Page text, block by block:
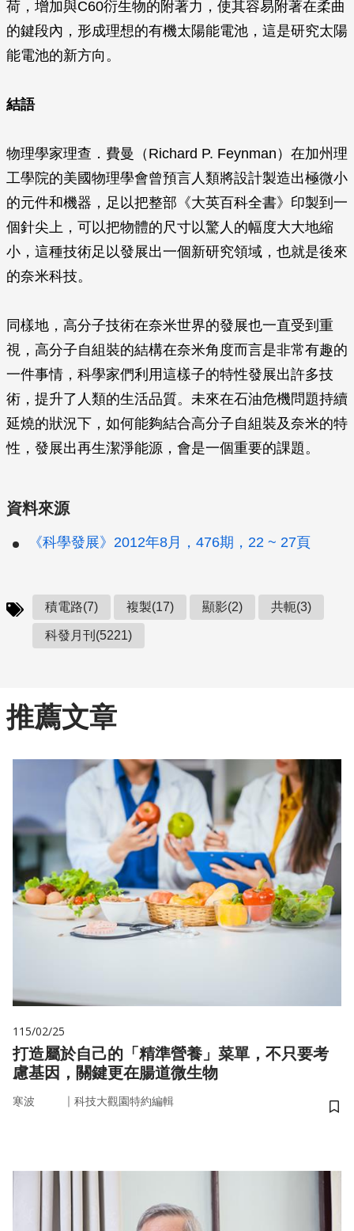
荷，增加與C60衍生物的附著力，使其容易附著在柔曲
的鍵段內，形成理想的有機太陽能電池，這是研究太陽
能電池的新方向。
結語
物理學家理查．費曼（Richard P. Feynman）在加州理
工學院的美國物理學會曾預言人類將設計製造出極微小
的元件和機器，足以把整部《大英百科全書》印製到一
個針尖上，可以把物體的尺寸以驚人的幅度大大地縮
小，這種技術足以發展出一個新研究領域，也就是後來
的奈米科技。
同樣地，高分子技術在奈米世界的發展也一直受到重
視，高分子自組裝的結構在奈米角度而言是非常有趣的
一件事情，科學家們利用這樣子的特性發展出許多技
術，提升了人類的生活品質。未來在石油危機問題持續
延燒的狀況下，如何能夠結合高分子自組裝及奈米的特
性，發展出再生潔淨能源，會是一個重要的課題。
資料來源
《科學發展》2012年8月，476期，22 ~ 27頁
積電路(7) 複製(17) 顯影(2) 共軛(3)
科發月刊(5221)
推薦文章
115/02/25
打造屬於自己的「精準營養」菜單，不只要考
慮基因，關鍵更在腸道微生物
寒波 ｜ 科技大觀園特約編輯
儲